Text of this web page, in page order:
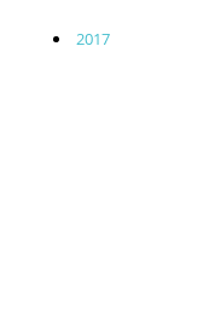
2017